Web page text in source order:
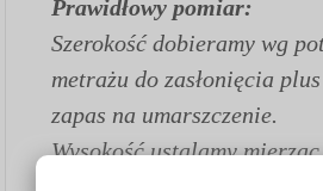
Prawidłowy pomiar:
Szerokość dobieramy wg
metrażu do zasłonięcia
zapas na umarszczenie.
Wysokość ustalamy